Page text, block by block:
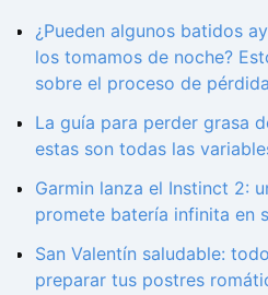
¿Pueden algunos batidos
los tomamos de noche?
sobre el proceso de
La guía para perder grasa
estas son todas las
Garmin lanza el Instinct 2:
promete batería infinita en
San Valentín saludable:
preparar tus postres